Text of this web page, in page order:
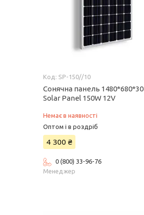
SP-150//10
Сонячна панель 1480*680*30
Solar Panel 150W 12V
Немає в наявності
Оптом і в роздріб
4 300 ₴
0 (800) 33-96-76
Менеджер